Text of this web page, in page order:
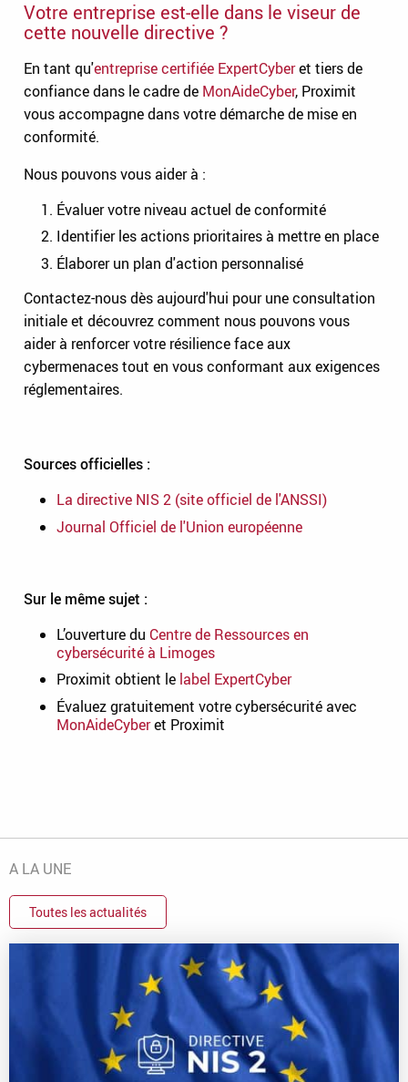
Votre entreprise est-elle dans le viseur de
cette nouvelle directive ?
En tant qu'entreprise certifiée ExpertCyberet tiers de
confiance dans le cadre de MonAideCyber, Proximit
vous accompagne dans votre démarche de mise en
conformité.
Nous pouvons vous aider à :
Évaluer votre niveau actuel de conformité
Identifier les actions prioritaires à mettre en place
Élaborer un plan d'action personnalisé
Contactez-nous dès aujourd'hui pour une consultation
initiale et découvrez comment nous pouvons vous
aider à renforcer votre résilience face aux
cybermenaces tout en vous conformant aux exigences
réglementaires.
Sources officielles :
La directive NIS 2 (site officiel de l'ANSSI)
Journal Officiel de l'Union européenne
Sur le même sujet :
L’ouverture du Centre de Ressources en
cybersécurité à Limoges
Proximit obtient le label ExpertCyber
Évaluez gratuitement votre cybersécurité avec
MonAideCyberet Proximit
A LA UNE
Toutes les actualités